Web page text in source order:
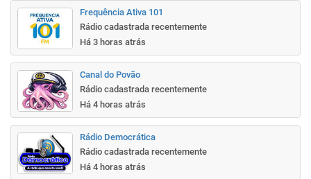
Frequência Ativa 101
Rádio cadastrada recentemente
Há 3 horas atrás
Canal do Povão
Rádio cadastrada recentemente
Há 4 horas atrás
Rádio Democrática
Rádio cadastrada recentemente
Há 4 horas atrás